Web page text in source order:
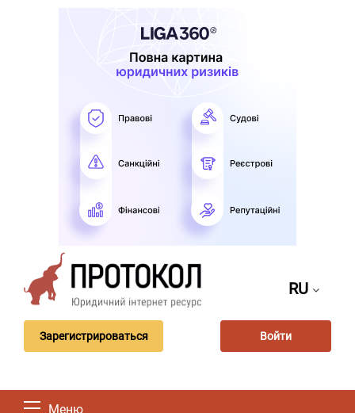
RU
Зарегистрироваться Войти
Меню